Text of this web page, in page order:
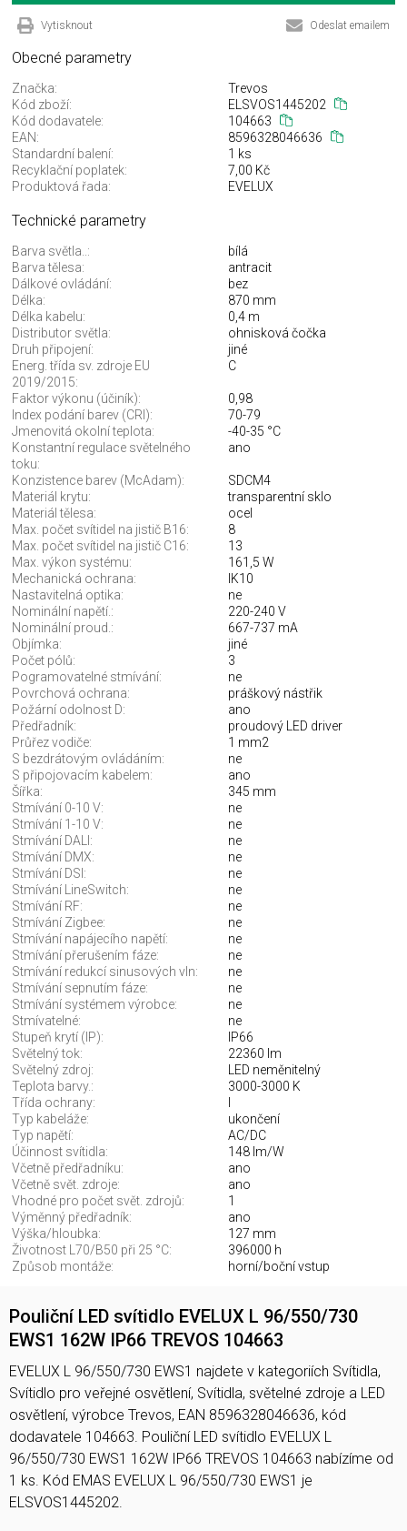
Vytisknout Odeslat emailem
Obecné parametry
Značka:
Trevos
Kód zboží:
ELSVOS1445202
Kód dodavatele:
104663
EAN:
8596328046636
Standardní balení:
1 ks
Recyklační poplatek:
7,00 Kč
Produktová řada:
EVELUX
Technické parametry
Barva světla..:
bílá
Barva tělesa:
antracit
Dálkové ovládání:
bez
Délka:
870 mm
Délka kabelu:
0,4 m
Distributor světla:
ohnisková čočka
Druh připojení:
jiné
Energ. třída sv. zdroje EU
2019/2015:
C
Faktor výkonu (účiník):
0,98
Index podání barev (CRI):
70-79
Jmenovitá okolní teplota:
-40-35 °C
Konstantní regulace světelného
toku:
ano
Konzistence barev (McAdam):
SDCM4
Materiál krytu:
transparentní sklo
Materiál tělesa:
ocel
Max. počet svítidel na jistič B16:
8
Max. počet svítidel na jistič C16:
13
Max. výkon systému:
161,5 W
Mechanická ochrana:
IK10
Nastavitelná optika:
ne
Nominální napětí.:
220-240 V
Nominální proud.:
667-737 mA
Objímka:
jiné
Počet pólů:
3
Pogramovatelné stmívání:
ne
Povrchová ochrana:
práškový nástřik
Požární odolnost D:
ano
Předřadník:
proudový LED driver
Průřez vodiče:
1 mm2
S bezdrátovým ovládáním:
ne
S připojovacím kabelem:
ano
Šířka:
345 mm
Stmívání 0-10 V:
ne
Stmívání 1-10 V:
ne
Stmívání DALI:
ne
Stmívání DMX:
ne
Stmívání DSI:
ne
Stmívání LineSwitch:
ne
Stmívání RF:
ne
Stmívání Zigbee:
ne
Stmívání napájecího napětí:
ne
Stmívání přerušením fáze:
ne
Stmívání redukcí sinusových vln:
ne
Stmívání sepnutím fáze:
ne
Stmívání systémem výrobce:
ne
Stmívatelné:
ne
Stupeň krytí (IP):
IP66
Světelný tok:
22360 lm
Světelný zdroj:
LED neměnitelný
Teplota barvy.:
3000-3000 K
Třída ochrany:
Typ kabeláže:
ukončení
Typ napětí:
AC/DC
Účinnost svítidla:
148 lm/W
Včetně předřadníku:
ano
Včetně svět. zdroje:
ano
Vhodné pro počet svět. zdrojů:
1
Výměnný předřadník:
ano
Výška/hloubka:
127 mm
Životnost L70/B50 při 25 °C:
396000 h
Způsob montáže:
horní/boční vstup
Pouliční LED svítidlo EVELUX L 96/550/730
EWS1 162W IP66 TREVOS 104663
EVELUX L 96/550/730 EWS1 najdete v kategoriích Svítidla,
Svítidlo pro veřejné osvětlení, Svítidla, světelné zdroje a LED
osvětlení, výrobce Trevos, EAN 8596328046636, kód
dodavatele 104663. Pouliční LED svítidlo EVELUX L
96/550/730 EWS1 162W IP66 TREVOS 104663 nabízíme od
1 ks. Kód EMAS EVELUX L 96/550/730 EWS1 je
ELSVOS1445202.